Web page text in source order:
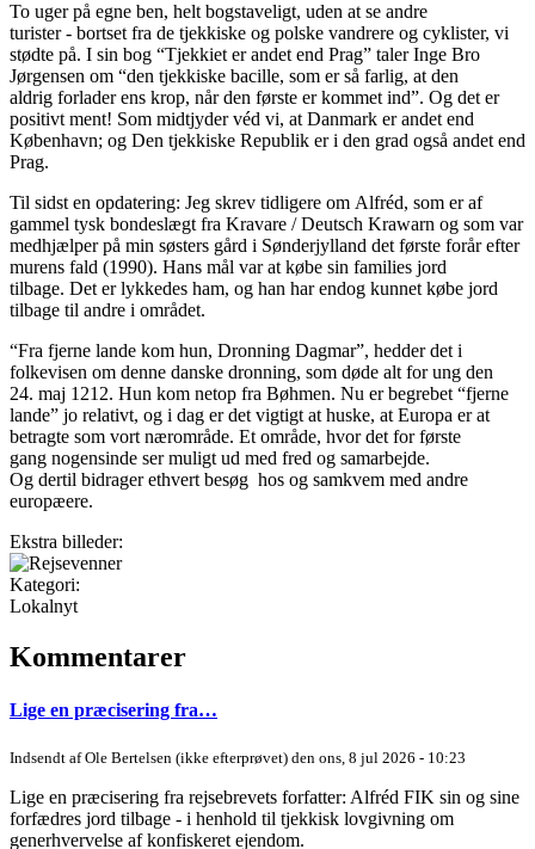
To uger på egne ben, helt bogstaveligt, uden at se andre
turister - bortset fra de tjekkiske og polske vandrere og cyklister, vi
stødte på. I sin bog “Tjekkiet er andet end Prag” taler Inge Bro
Jørgensen om “den tjekkiske bacille, som er så farlig, at den
aldrig forlader ens krop, når den første er kommet ind”. Og det er
positivt ment! Som midtjyder véd vi, at Danmark er andet end
København; og Den tjekkiske Republik er i den grad også andet end
Prag.
Til sidst en opdatering: Jeg skrev tidligere om Alfréd, som er af
gammel tysk bondeslægt fra Kravare / Deutsch Krawarn og som var
medhjælper på min søsters gård i Sønderjylland det første forår efter
murens fald (1990). Hans mål var at købe sin families jord
tilbage. Det er lykkedes ham, og han har endog kunnet købe jord
tilbage til andre i området.
“Fra fjerne lande kom hun, Dronning Dagmar”, hedder det i
folkevisen om denne danske dronning, som døde alt for ung den
24. maj 1212. Hun kom netop fra Bøhmen. Nu er begrebet “fjerne
lande” jo relativt, og i dag er det vigtigt at huske, at Europa er at
betragte som vort nærområde. Et område, hvor det for første
gang nogensinde ser muligt ud med fred og samarbejde.
Og dertil bidrager ethvert besøg hos og samkvem med andre
europæere.
Ekstra billeder:
Kategori:
Lokalnyt
Kommentarer
Lige en præcisering fra…
Indsendt afOle Bertelsen (ikke efterprøvet) den ons, 8 jul 2026 - 10:23
Lige en præcisering fra rejsebrevets forfatter: Alfréd FIK sin og sine
forfædres jord tilbage - i henhold til tjekkisk lovgivning om
generhvervelse af konfiskeret ejendom.